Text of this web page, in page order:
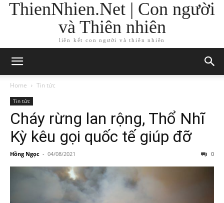
ThienNhien.Net | Con người
và Thiên nhiên
liên kết con người và thiên nhiên
Home Tin tức
Tin tức
Cháy rừng lan rộng, Thổ Nhĩ
Kỳ kêu gọi quốc tế giúp đỡ
Hồng Ngọc - 04/08/2021 0